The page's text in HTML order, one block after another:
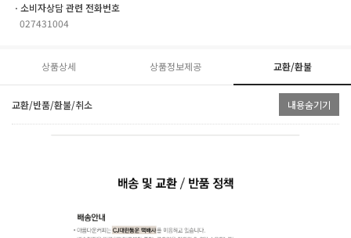
ㆍ소비자상담 관련 전화번호
027431004
상품상세 상품정보제공 교환/환불
교환/반품/환불/취소 내용숨기기